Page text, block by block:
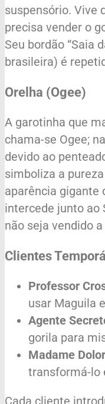
suspensório. Vive
precisa vender o
Seu bordão “Saia
brasileira) é
Orelha (Ogee)
A garotinha que
chama-se Ogee;
devido ao
simboliza a
aparência gigante
intercede junto ao
não seja vendido
Clientes
Professor
usar Maguila
Agente
gorila para
Madame
transformá-lo